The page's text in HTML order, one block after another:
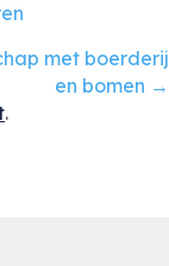
met boerderij
en bomen →
.